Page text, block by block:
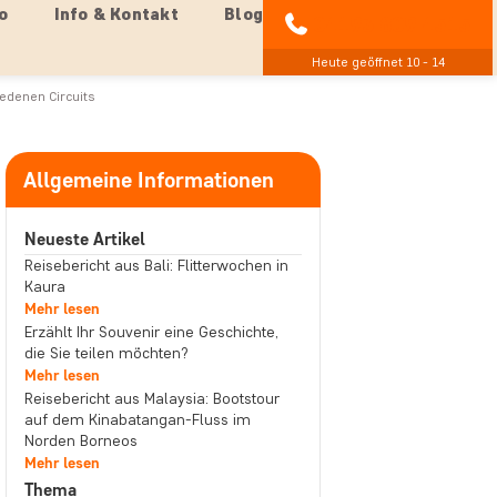
Info & Kontakt Blog
Heute geöffnet 10 - 14
Circuits
Allgemeine Informationen
Neueste Artikel
Reisebericht aus Bali: Flitterwochen in
Kaura
Mehr lesen
Erzählt Ihr Souvenir eine Geschichte,
die Sie teilen möchten?
Mehr lesen
Reisebericht aus Malaysia: Bootstour
auf dem Kinabatangan-Fluss im
Norden Borneos
Mehr lesen
Thema